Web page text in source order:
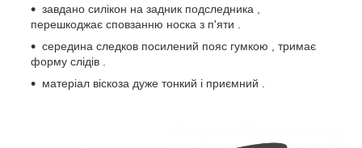
завдано силікон на задник подследника ,
перешкоджає сповзанню носка з п'яти .
середина следков посилений пояс гумкою , тримає
форму слідів .
матеріал віскоза дуже тонкий і приємний .